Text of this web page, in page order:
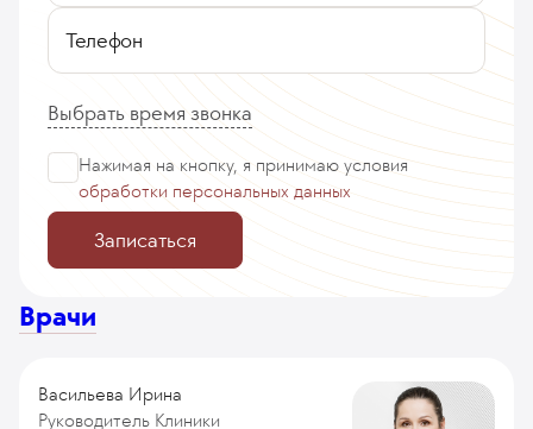
Телефон
Выбрать время звонка
Нажимая на кнопку, я принимаю условия
обработки персональных данных
Записаться
Врачи
Васильева Ирина
Руководитель Клиники